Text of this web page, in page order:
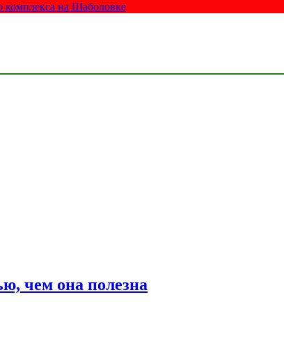
комплекса на Шаболовке
чем она полезна